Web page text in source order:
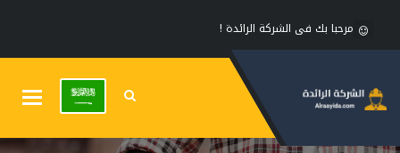
مرحبا بك فى الشركة الرائدة !